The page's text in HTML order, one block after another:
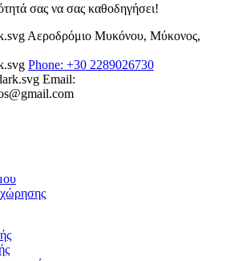
σας να σας καθοδηγήσει!
Αεροδρόμιο Μυκόνου, Μύκονος,
Phone: +30 2289026730
Email: